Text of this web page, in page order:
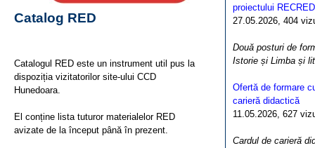
proiectului RECRED
27.05.2026, 404
Două posturi de
Istorie și Limba și
Ofertă de formare
carieră didactică
11.05.2026, 627
Cardul de carieră
Catalog RED
Catalogul RED este un instrument util pus la
dispoziția vizitatorilor site-ului CCD
Hunedoara.
El conține lista tuturor materialelor RED
avizate de la început până în prezent.